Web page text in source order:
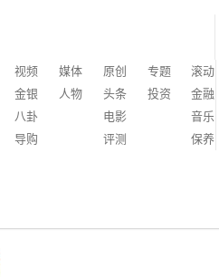
视频 媒体 原创 专题
滚动
金银 人物 头条 投资
金融
八卦 电影
音乐
导购 评测
保养